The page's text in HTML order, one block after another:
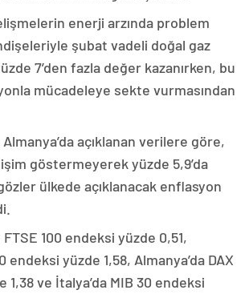
enerji arzında problem
şubat vadeli doğal gaz
7’den fazla değer kazanırken, bu
mücadeleye sekte vurmasından
açıklanan verilere göre,
göstermeyerek yüzde 5,9’da
ülkede açıklanacak enflasyon
100 endeksi yüzde 0,51,
endeksi yüzde 1,58, Almanya’da DAX
ve İtalya’da MIB 30 endeksi